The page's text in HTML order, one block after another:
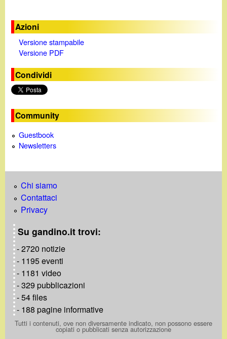
Azioni
Versione stampabile
Versione PDF
Condividi
Community
Guestbook
Newsletters
Chi siamo
Contattaci
Privacy
Su gandino.it trovi:
- 2720 notizie
- 1195 eventi
- 1181 video
- 329 pubblicazioni
- 54 files
- 188 pagine informative
Tutti i contenuti, ove non diversamente indicato, non possono essere
copiati o pubblicati senza autorizzazione